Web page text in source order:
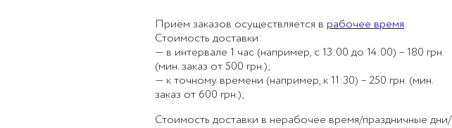
Приём заказов осуществляется в рабочее время.
Стоимость доставки:
— в интервале 1 час (например, с 13:00 до 14:00) – 180 грн.
(мин. заказ от 500 грн.);
— к точному времени (например, к 11:30) – 250 грн. (мин.
заказ от 600 грн.);
Стоимость доставки в нерабочее время/праздничные дни/